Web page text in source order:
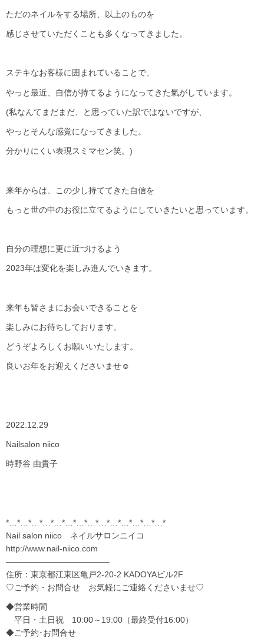
ただのネイルをする場所、以上のものを
感じさせていただくことも多くなってきました。
ステキなお客様に囲まれていることで、
やっと最近、自信が持てるようになってきた氣がしています。
(私なんてまだまだ、と思っていた訳ではないですが、
やっとそんな感覚になってきました。
分かりにくい表現スミマセン笑。 )
来年からは、この少し持ててきた自信を
もっと世の中のお役に立てるようにしていきたいと思っています。
自分の理想に更に近づけるよう
2023年は変化を楽しみ進んでいきます。
来年も皆さまにお会いできることを
楽しみにお待ちしております。
どうぞよろしくお願いいたします。
良いお年をお迎えくださいませ☺︎
2022.12.29
Nailsalon niico
時野谷 由貴子
*…*…*…*…*…*…*…*…*…*…*…*…*…*…*
Nail salon niico ネイルサロンニイコ
http://www.nail-niico.com
————————————–
住所：東京都江東区亀戸2-20-2 KADOYAビル2F
♡ご予約・お問合せ お気軽にご連絡くださいませ♡
◆営業時間
平日・土日祝 10:00～19:00（最終受付16:00）
◆ご予約･お問合せ